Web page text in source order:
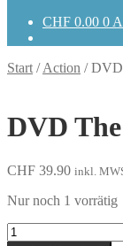
CHF 0.00 0
Start /Action /DVD
DVD
CHF 39.90 inkl.
Nur noch 1 vorrätig
The